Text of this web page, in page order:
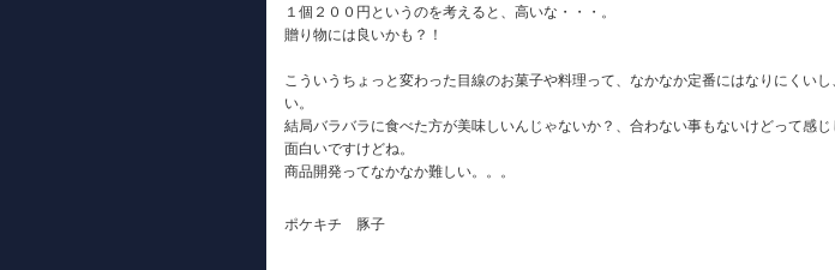
１個２００円というのを考えると、高いな・・・。
贈り物には良いかも？！
こういうちょっと変わった目線のお菓子や料理って、なかなか定番にはなりにくいし
い。
結局バラバラに食べた方が美味しいんじゃないか？、合わない事もないけどって感じ
面白いですけどね。
商品開発ってなかなか難しい。。。
ポケキチ 豚子